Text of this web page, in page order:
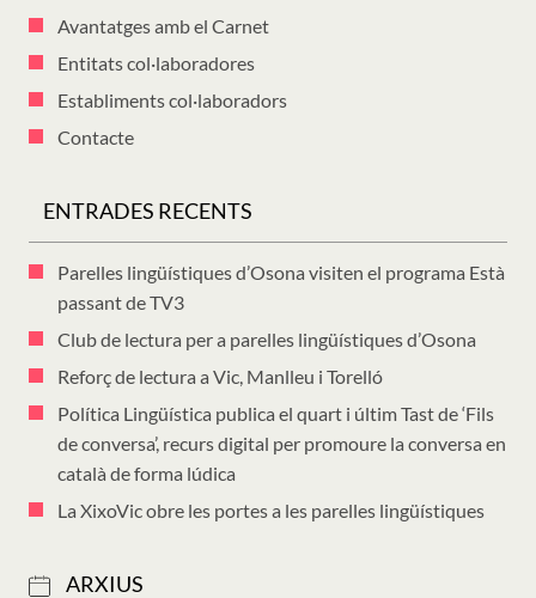
Avantatges amb el Carnet
Entitats col·laboradores
Establiments col·laboradors
Contacte
ENTRADES RECENTS
Parelles lingüístiques d’Osona visiten el programa Està
passant de TV3
Club de lectura per a parelles lingüístiques d’Osona
Reforç de lectura a Vic, Manlleu i Torelló
Política Lingüística publica el quart i últim Tast de ‘Fils
de conversa’, recurs digital per promoure la conversa en
català de forma lúdica
La XixoVic obre les portes a les parelles lingüístiques
ARXIUS